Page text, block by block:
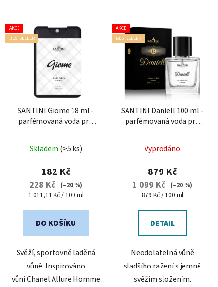
AKCE
BESTSELLER
SANTINI Giome 18 ml -
parfémovaná voda pro
balení
hodnocení
produktu
je
5,0
5
Skladem (>5 ks)
182 Kč
228 Kč (–20 %)
Měrná
1 011,11 Kč / 100 ml
DO KOŠÍKU
Svěží, sportovně laděná
vůně. Inspirováno
vůní Chanel Allure Homme
AKCE
BESTSELLER
SANTINI Daniell 100 ml -
parfémovaná voda pro
hodnocení
produktu
je
5,0
5
hvězdiček.
Vyprodáno
879 Kč
1 099 Kč (–20 %)
Měrná
879 Kč / 100 ml
DETAIL
Neodolatelná vůně
sladšího ražení s jemně
svěžím složením.